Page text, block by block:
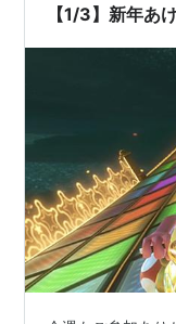
【1/3】新年あ